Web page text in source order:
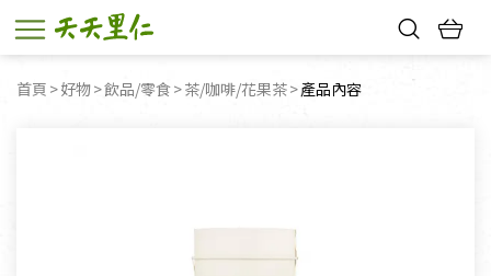
首頁 好物 飲品/零食 茶/咖啡/花果茶 目前頁面：
產品內容